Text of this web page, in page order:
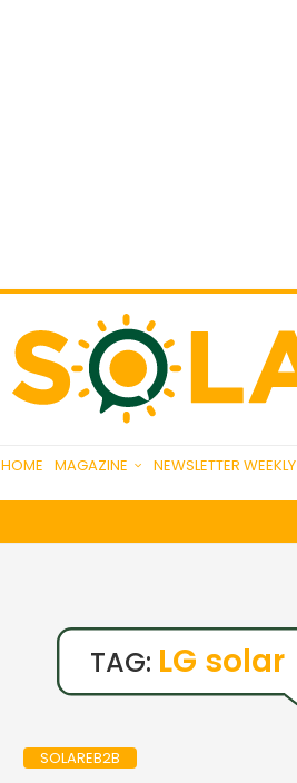
HOME MAGAZINE NEWSLETTER WEEKLY
TAG: LG solar
SOLAREB2B